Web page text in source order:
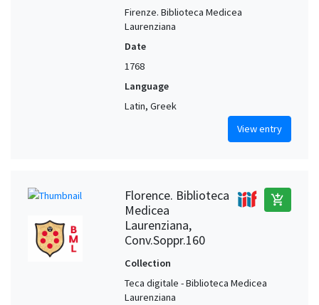
Firenze. Biblioteca Medicea
Laurenziana
Date
1768
Language
Latin, Greek
View entry
Florence. Biblioteca
Medicea
Laurenziana,
Conv.Soppr.160
add_shopping_cart
Collection
Teca digitale - Biblioteca Medicea
Laurenziana